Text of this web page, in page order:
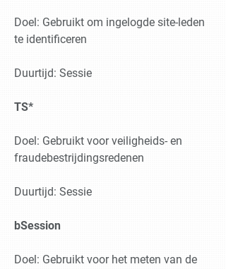
Doel: Gebruikt om ingelogde site-leden
te identificeren
Duurtijd: Sessie
TS*
Doel: Gebruikt voor veiligheids- en
fraudebestrijdingsredenen
Duurtijd: Sessie
bSession
Doel: Gebruikt voor het meten van de